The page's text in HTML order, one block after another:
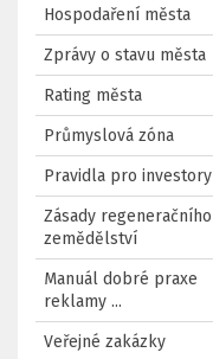
Hospodaření města
Zprávy o stavu města
Rating města
Průmyslová zóna
Pravidla pro investory
Zásady regeneračního
zemědělství
Manuál dobré praxe
reklamy ...
Veřejné zakázky